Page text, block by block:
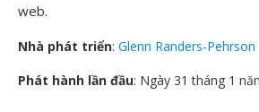
web.
Nhà phát triển: Glenn Randers-Pehrson
Phát hành lần đầu: Ngày 31 tháng 1